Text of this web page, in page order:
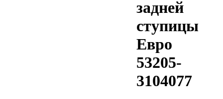
задней
ступицы
Евро
53205-
3104077